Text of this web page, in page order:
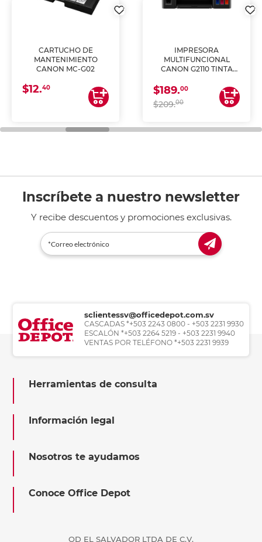
CARTUCHO DE
MANTENIMIENTO
CANON MC-G02
$12.40
IMPRESORA
MULTIFUNCIONAL
CANON G2110 TINTA
$189.00
$209.00
Inscríbete a nuestro newsletter
Y recibe descuentos y promociones exclusivas.
sclientessv@officedepot.com.sv
CASCADAS *+503 2243 0800 - +503 2231 9930
ESCALÓN *+503 2264 5219 - +503 2231 9940
VENTAS POR TELÉFONO *+503 2231 9939
Herramientas de consulta
Información legal
Nosotros te ayudamos
Conoce Office Depot
OD EL SALVADOR LTDA DE C.V.